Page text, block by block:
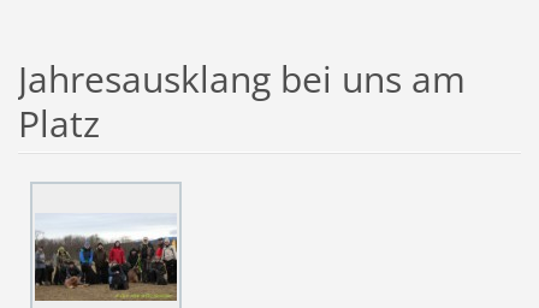
Jahresausklang bei uns am
Platz